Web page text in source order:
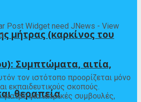
μήτρας (καρκίνος του
Συμπτώματα, αιτία,
θεραπεία
Post Widget need JNews - View
τον ιστότοπο προορίζεται μόνο
εκπαιδευτικούς σκοπούς.
για ιατρικές συμβουλές,